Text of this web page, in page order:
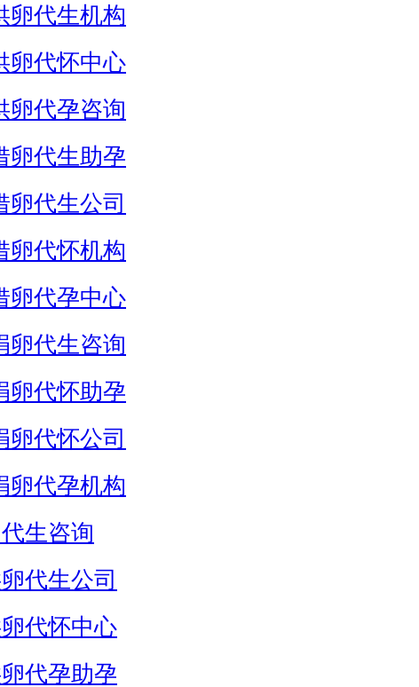
卵代生机构
卵代怀中心
卵代孕咨询
卵代生助孕
卵代生公司
卵代怀机构
卵代孕中心
卵代生咨询
卵代怀助孕
卵代怀公司
卵代孕机构
生咨询
代生公司
代怀中心
代孕助孕